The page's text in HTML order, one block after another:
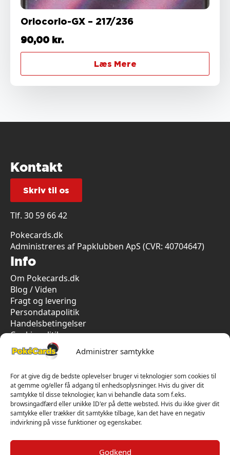
Administrer samtykke
For at give dig de bedste oplevelser bruger vi teknologier som cookies til
at gemme og/eller få adgang til enhedsoplysninger. Hvis du giver dit
samtykke til disse teknologier, kan vi behandle data som f.eks.
browsingadfærd eller unikke ID'er på dette websted. Hvis du ikke giver dit
samtykke eller trækker dit samtykke tilbage, kan det have en negativ
indvirkning på visse funktioner og egenskaber.
Godkend
Oriocorio-GX – 217/236
90,00 kr.
Læs Mere
Kontakt
Skriv til os
Tlf. 30 59 66 42
Pokecards.dk
Administreres af Papklubben ApS (CVR: 40704647)
Info
Om Pokecards.dk
Blog / Viden
Fragt og levering
Persondatapolitik
Handelsbetingelser
Cookiepolitik
Vi har kun 5-stjernet anmeldelser på Trustpilot